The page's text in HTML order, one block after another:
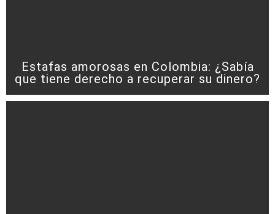
Estafas amorosas en Colombia: ¿Sabía
que tiene derecho a recuperar su dinero?